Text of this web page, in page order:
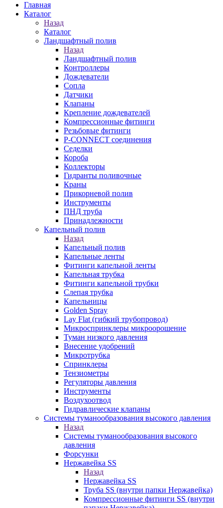
Главная
Каталог
Назад
Каталог
Ландшафтный полив
Назад
Ландшафтный полив
Контроллеры
Дождеватели
Сопла
Датчики
Клапаны
Крепление дождевателей
Компрессионные фитинги
Резьбовые фитинги
P-CONNECT соединения
Седелки
Короба
Коллекторы
Гидранты поливочные
Краны
Прикорневой полив
Инструменты
ПНД труба
Принадлежности
Капельный полив
Назад
Капельный полив
Капельные ленты
Фитинги капельной ленты
Капельная трубка
Фитинги капельной трубки
Слепая трубка
Капельницы
Golden Spray
Lay Flat (гибкий трубопровод)
Микроспринклеры микроорошение
Туман низкого давления
Внесение удобрений
Микротрубка
Спринклеры
Тензиометры
Регуляторы давления
Инструменты
Воздухоотвод
Гидравлические клапаны
Системы туманообразования высокого давления
Назад
Системы туманообразования высокого
давления
Форсунки
Нержавейка SS
Назад
Нержавейка SS
Труба SS (внутри папки Нержавейка)
Компрессионные фитинги SS (внутри